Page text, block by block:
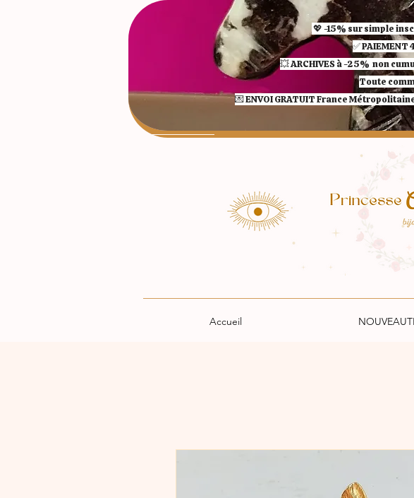
💖 -15% sur simple
✅ ​PAIEMENT
💥 ARCHIVES à -25% non
Toute
💌 ENVOI GRATUIT France
Accueil